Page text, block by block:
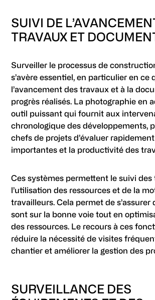
SUIVI DE
TRAVAUX ET
Surveiller le processus de
s’avère essentiel, en particulier en ce
l’avancement des travaux et à la
progrès réalisés. La photographie en
outil puissant qui fournit aux
chronologique des développements,
chefs de projets d’évaluer
importantes et la productivité des
Ces systèmes permettent le suivi des
l’utilisation des ressources et de la
travailleurs. Cela permet de s’assurer
sont sur la bonne voie tout en
des ressources. Le recours à ces
réduire la nécessité de visites
chantier et améliorer la gestion des
SURVEILLANCE DES